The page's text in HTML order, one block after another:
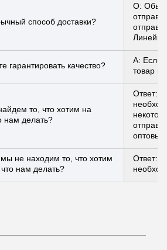
способ доставки?
О:
гарантировать качество?
A: Если
товар
то, что хотим на
нам делать?
Ответ:
оптовых
не находим то, что хотим
нам делать?
Ответ: